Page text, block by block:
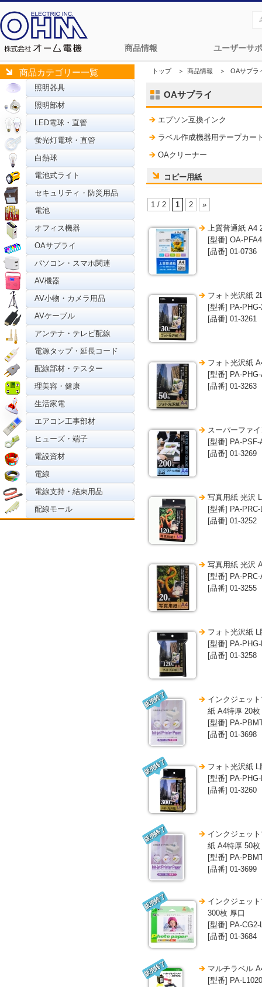
商品情報 ユーザーサ
商品カテゴリー一覧
照明器具
照明部材
LED電球・直管
蛍光灯電球・直管
白熱球
電池式ライト
セキュリティ・防災用品
電池
オフィス機器
OAサプライ
パソコン・スマホ関連
AV機器
AV小物・カメラ用品
AVケーブル
アンテナ・テレビ配線
電源タップ・延長コード
配線部材・テスター
理美容・健康
生活家電
エアコン工事部材
ヒューズ・端子
電設資材
電線
電線支持・結束用品
配線モール
トップ＞ 商品情報 ＞ OAサプラ
OAサプライ
エプソン互換インク
ラベル作成機器用テープカー
OAクリーナー
コピー用紙
1 / 2 1 2 »
上質普通紙 A4
[型番] OA-
[品番] 01-0736
フォト光沢紙
[型番] PA-
[品番] 01-3261
フォト光沢紙
[型番] PA-
[品番] 01-3263
スーパーファ
[型番] PA-PSF-
[品番] 01-3269
写真用紙 光沢
[型番] PA-
[品番] 01-3252
写真用紙 光沢
[型番] PA-
[品番] 01-3255
フォト光沢紙 L
[型番] PA-
[品番] 01-3258
販売終了
インクジェッ
紙 A4特厚 20枚
[型番] PA-
[品番] 01-3698
販売終了
フォト光沢紙 L
[型番] PA-
[品番] 01-3260
販売終了
インクジェッ
紙 A4特厚 50枚
[型番] PA-
[品番] 01-3699
販売終了
インクジェッ
300枚 厚口
[型番] PA-CG2-
[品番] 01-3684
販売終了
マルチラベル
[型番] PA-L1020